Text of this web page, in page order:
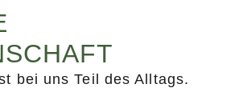
bei uns Teil des Alltags.